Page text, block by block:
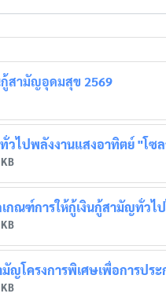
กู้สามัญอุดมสุข 2569
วไปพลังงานแสงอาทิตย์ "โซล
กณฑ์การให้กู้เงินกู้สามัญทั่วไ
มัญโครงการพิเศษเพื่อการปร